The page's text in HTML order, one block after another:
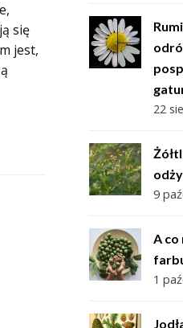
się
jest,
22
9
A co
1